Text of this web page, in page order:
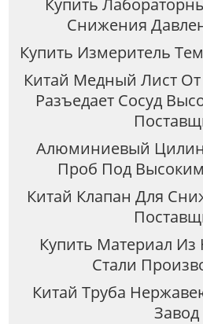
Купить
Снижения
Купить Измеритель
Китай Медный Лист От
Разъедает Сосуд
Алюминиевый
Проб Под
Китай Клапан Для
Купить Материал
Стали
Китай Труба
Завод